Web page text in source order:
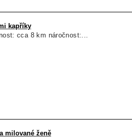
kapříky
cca 8 km náročnost:...
milované ženě